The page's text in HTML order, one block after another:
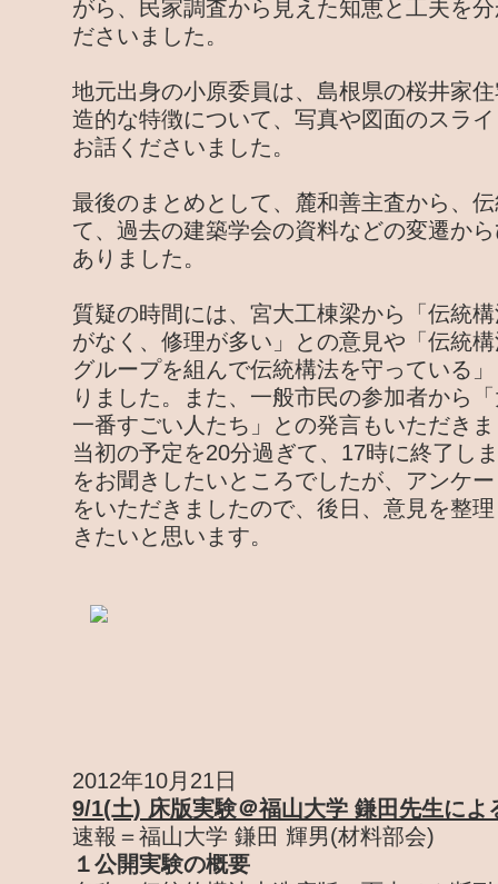
がら、民家調査から見えた知恵と工夫を
ださいました。
地元出身の小原委員は、島根県の桜井家
造的な特徴について、写真や図面のスラ
お話くださいました。
最後のまとめとして、麓和善主査から、
て、過去の建築学会の資料などの変遷か
ありました。
質疑の時間には、宮大工棟梁から「伝統
がなく、修理が多い」との意見や「伝統
グループを組んで伝統構法を守っている
りました。また、一般市民の参加者から
一番すごい人たち」との発言もいただき
当初の予定を20分過ぎて、17時に終了し
をお聞きしたいところでしたが、アンケ
をいただきましたので、後日、意見を整
きたいと思います。
2012年10月21日
9/1(土) 床版実験＠福山大学 鎌田先生によ
速報＝福山大学 鎌田 輝男(材料部会)
１公開実験の概要